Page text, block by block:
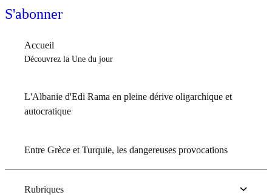
S'abonner
Accueil
Découvrez la Une du jour
L'Albanie d'Edi Rama en pleine dérive oligarchique et
autocratique
Entre Grèce et Turquie, les dangereuses provocations
Rubriques